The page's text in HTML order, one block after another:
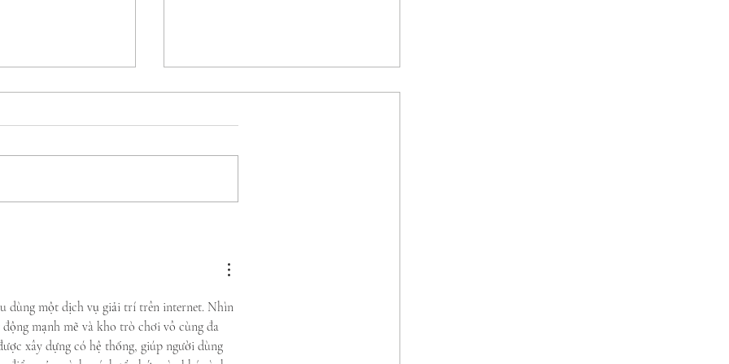
de Tenis
Especiales Chile sellan
inclusión en la Región de
Antofagasta
dùng một dịch vụ giải trí trên internet. Nhìn
mạnh mẽ và kho trò chơi vô cùng đa
xây dựng có hệ thống, giúp người dùng